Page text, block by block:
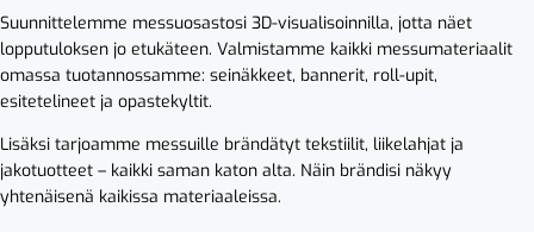
Suunnittelemme messuosastosi 3D-visualisoinnilla, jotta näet
lopputuloksen jo etukäteen. Valmistamme kaikki messumateriaalit
omassa tuotannossamme: seinäkkeet, bannerit, roll-upit,
esitetelineet ja opastekyltit.
Lisäksi tarjoamme messuille brändätyt tekstiilit, liikelahjat ja
jakotuotteet – kaikki saman katon alta. Näin brändisi näkyy
yhtenäisenä kaikissa materiaaleissa.